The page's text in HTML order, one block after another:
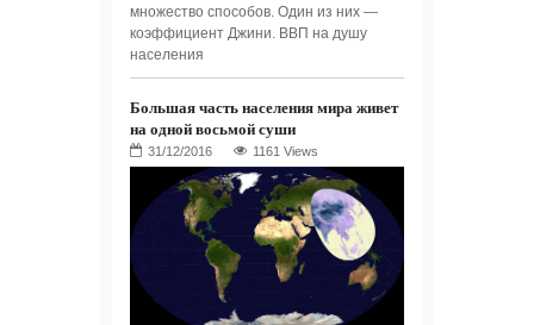
множество способов. Один из них —
коэффициент Джини. ВВП на душу
населения
Большая часть населения мира живет
на одной восьмой суши
1161 Views